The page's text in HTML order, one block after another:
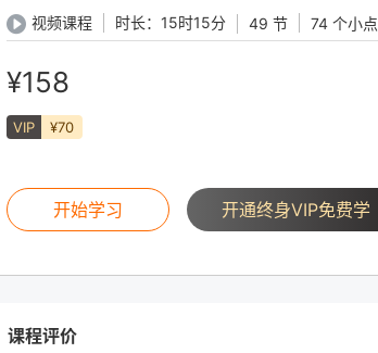
视频课程 时长： 15时15分 49 节 74 个小点
¥158
VIP ¥70
开始学习 开通终身VIP免费学
课程评价